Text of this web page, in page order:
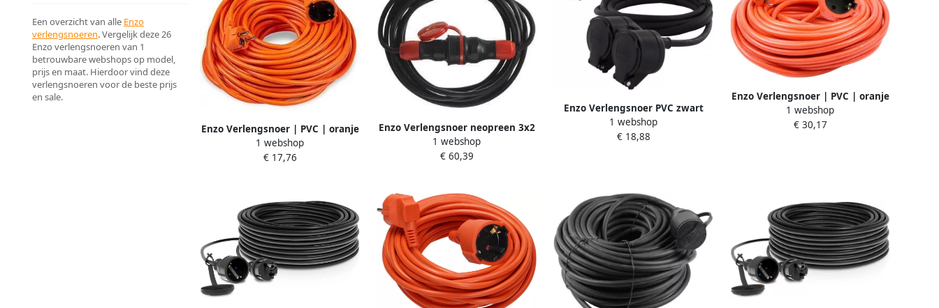
Een overzicht van alle Enzo
verlengsnoeren. Vergelijk deze 26
Enzo verlengsnoeren van 1
betrouwbare webshops op model,
prijs en maat. Hierdoor vind deze
verlengsnoeren voor de beste prijs
en sale.
Enzo Verlengsnoer | PVC | oranje
| 2x1 5qmm | 20m | Technik
1 webshop
€ 17,76
Enzo Verlengsnoer neopreen 3x2
5qmm 10 meter
1 webshop
€ 60,39
Enzo Verlengsnoer PVC zwart
3x1qmm 3 meter 1167140
1 webshop
€ 18,88
Enzo Verlengsnoer | PVC | oranje
| 3x1 5qmm | 20m | Technik
1 webshop
€ 30,17